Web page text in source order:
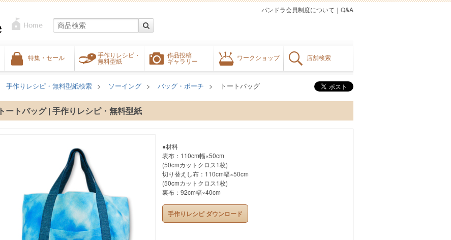
特集・セール
手作りレシピ・
無料型紙
作品投稿
ギャラリー
ワークショップ 店舗検索
Q&A
｜
パンドラ会員制度について
手作りレシピ・無料型紙検索 ソーイング バッグ・ポーチ トートバッグ
トートバッグ | 手作りレシピ・無料型紙
●材料
表布：110cm幅×50cm
(50cmカットクロス1枚)
切り替えし布：110cm幅×50cm
(50cmカットクロス1枚)
裏布：92cm幅×40cm
手作りレシピ ダウンロード